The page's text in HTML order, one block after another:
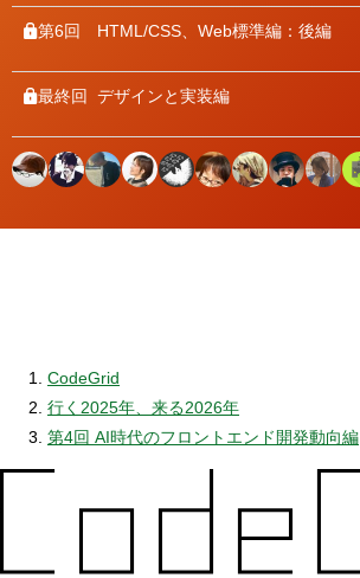
第6回 HTML/CSS、Web標準編：後編
最終回 デザインと実装編
CodeGrid
行く2025年、来る2026年
第4回 AI時代のフロントエンド開発動向編